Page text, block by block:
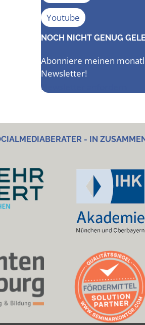
Youtube
NOCH NICHT GENUG
Abonniere meinen
Newsletter!
Newsletter anfordern
- IN